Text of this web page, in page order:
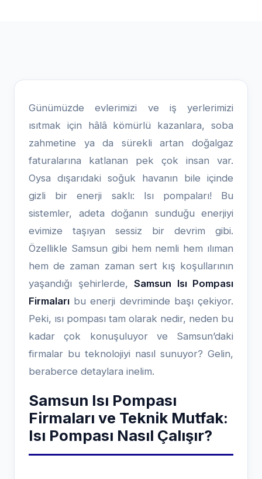
Günümüzde evlerimizi ve iş yerlerimizi
ısıtmak için hâlâ kömürlü kazanlara, soba
zahmetine ya da sürekli artan doğalgaz
faturalarına katlanan pek çok insan var.
Oysa dışarıdaki soğuk havanın bile içinde
gizli bir enerji saklı: Isı pompaları! Bu
sistemler, adeta doğanın sunduğu enerjiyi
evimize taşıyan sessiz bir devrim gibi.
Özellikle Samsun gibi hem nemli hem ılıman
hem de zaman zaman sert kış koşullarının
yaşandığı şehirlerde, Samsun Isı Pompası
Firmaları bu enerji devriminde başı çekiyor.
Peki, ısı pompası tam olarak nedir, neden bu
kadar çok konuşuluyor ve Samsun’daki
firmalar bu teknolojiyi nasıl sunuyor? Gelin,
beraberce detaylara inelim.
Samsun Isı Pompası
Firmaları ve Teknik Mutfak:
Isı Pompası Nasıl Çalışır?